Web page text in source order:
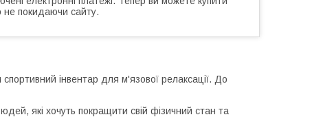
не покидаючи сайту.
інвентар для м'язової релаксації. До
які хочуть покращити свій фізичний стан та